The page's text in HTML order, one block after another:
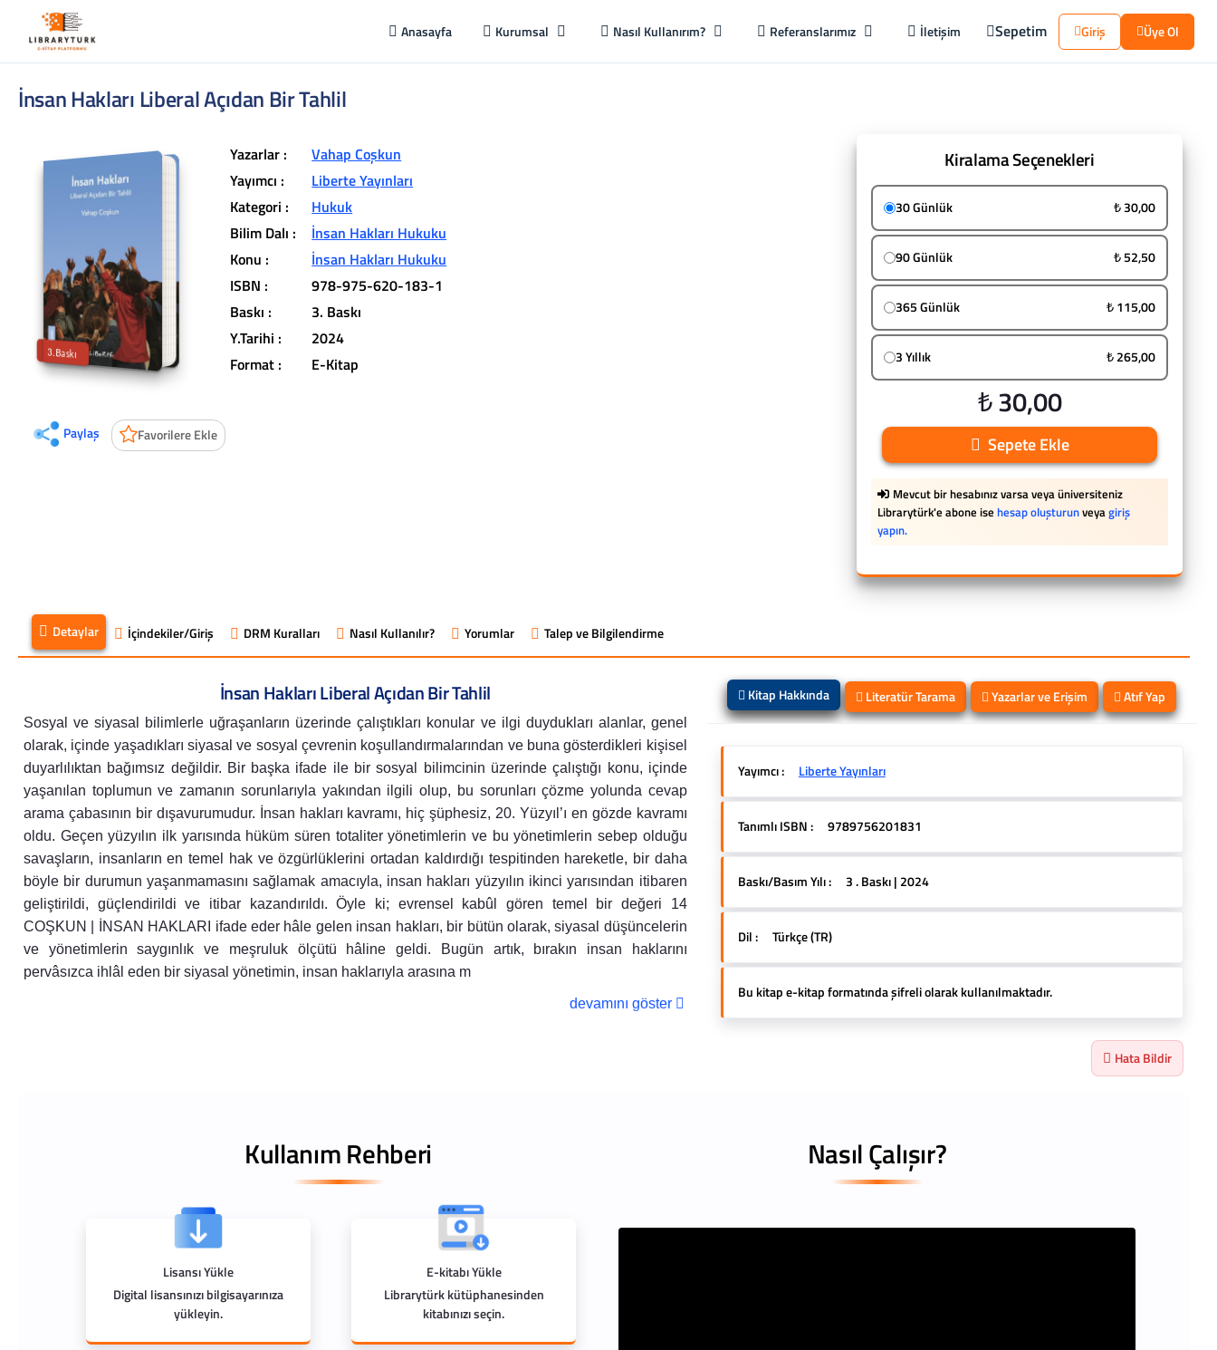
Anasayfa Kurumsal Nasıl Kullanırım? Referanslarımız İletişim Sepetim Giriş Üye Ol
İnsan Hakları Liberal Açıdan Bir Tahlil
3.Baskı
L
ib
r
a
r
y
t
ü
r
k
lit
e
r
a
t
ü
r
a
v
u
c
u
n
u
z
u
n
iç
in
d
e
Paylaş Favorilere Ekle
Yazarlar :
Vahap Coşkun
Yayımcı :
Liberte Yayınları
Kategori :
Hukuk
Bilim Dalı :
İnsan Hakları Hukuku
Konu :
İnsan Hakları Hukuku
ISBN :
978-975-620-183-1
Baskı :
3. Baskı
Y.Tarihi :
2024
Format :
E-Kitap
Kiralama Seçenekleri
30 Günlük ₺ 30,00
90 Günlük ₺ 52,50
365 Günlük ₺ 115,00
3 Yıllık ₺ 265,00
₺ 30,00
Sepete Ekle
Mevcut bir hesabınız varsa veya üniversiteniz
Librarytürk'e abone ise hesap oluşturunveyagiriş
yapın.
Detaylar İçindekiler/Giriş DRM Kuralları Nasıl Kullanılır? Yorumlar Talep ve Bilgilendirme
İnsan Hakları Liberal Açıdan Bir Tahlil
Sosyal ve siyasal bilimlerle uğraşanların üzerinde çalıştıkları konular ve ilgi duydukları alanlar, genel
olarak, içinde yaşadıkları siyasal ve sosyal çevrenin koşullandırmalarından ve buna gösterdikleri kişisel
duyarlılıktan bağımsız değildir. Bir başka ifade ile bir sosyal bilimcinin üzerinde çalıştığı konu, içinde
yaşanılan toplumun ve zamanın sorunlarıyla yakından ilgili olup, bu sorunları çözme yolunda cevap
arama çabasının bir dışavurumudur. İnsan hakları kavramı, hiç şüphesiz, 20. Yüzyıl’ı en gözde kavramı
oldu. Geçen yüzyılın ilk yarısında hüküm süren totaliter yönetimlerin ve bu yönetimlerin sebep olduğu
savaşların, insanların en temel hak ve özgürlüklerini ortadan kaldırdığı tespitinden hareketle, bir daha
böyle bir durumun yaşanmamasını sağlamak amacıyla, insan hakları yüzyılın ikinci yarısından itibaren
geliştirildi, güçlendirildi ve itibar kazandırıldı. Öyle ki; evrensel kabûl gören temel bir değeri 14
COŞKUN | İNSAN HAKLARI ifade eder hâle gelen insan hakları, bir bütün olarak, siyasal düşüncelerin
ve yönetimlerin saygınlık ve meşruluk ölçütü hâline geldi. Bugün artık, bırakın insan haklarını
pervâsızca ihlâl eden bir siyasal yönetimin, insan haklarıyla arasına m
devamını göster
Kitap Hakkında Literatür Tarama Yazarlar ve Erişim Atıf Yap
Yayımcı : Liberte Yayınları
Tanımlı ISBN : 9789756201831
Baskı/Basım Yılı : 3 . Baskı | 2024
Dil : Türkçe (TR)
Bu kitap e-kitap formatında şifreli olarak kullanılmaktadır.
Hata Bildir
Kullanım Rehberi
Lisansı Yükle
Digital lisansınızı bilgisayarınıza
yükleyin.
E-kitabı Yükle
Librarytürk kütüphanesinden
kitabınızı seçin.
Nasıl Çalışır?